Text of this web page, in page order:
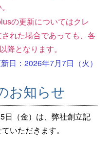
の更新についてはクレ
れた場合であっても、各
降となります。
日：2026年7月7日（火）
お知らせ
日（金）は、弊社創立記
いただきます。